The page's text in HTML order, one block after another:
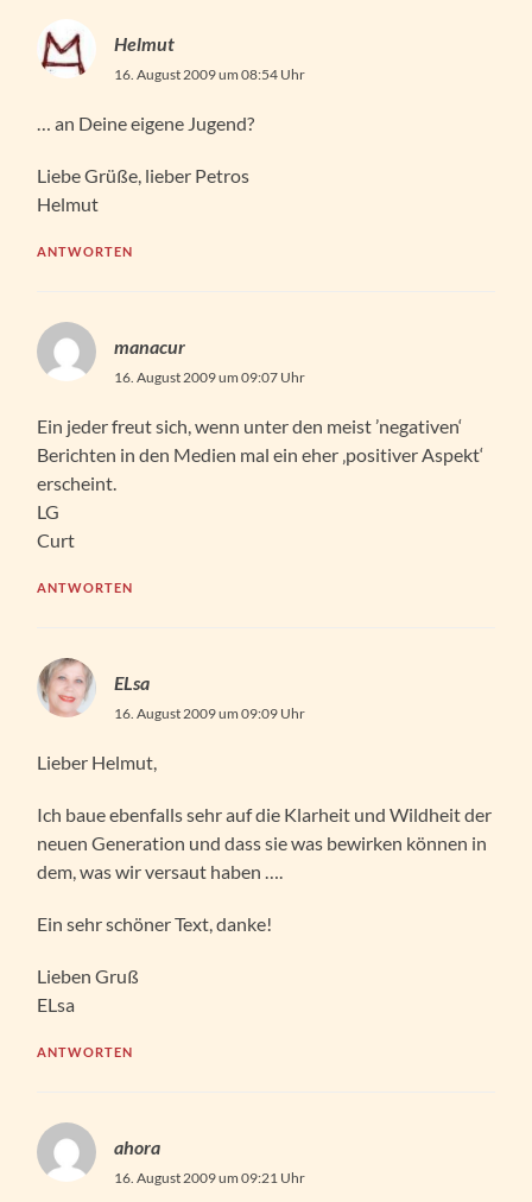
Helmut
16. August 2009 um 08:54 Uhr
… an Deine eigene Jugend?
Liebe Grüße, lieber Petros
Helmut
ANTWORTEN
manacur
16. August 2009 um 09:07 Uhr
Ein jeder freut sich, wenn unter den meist ’negativen‘
Berichten in den Medien mal ein eher ‚positiver Aspekt‘
erscheint.
LG
Curt
ANTWORTEN
ELsa
16. August 2009 um 09:09 Uhr
Lieber Helmut,
Ich baue ebenfalls sehr auf die Klarheit und Wildheit der
neuen Generation und dass sie was bewirken können in
dem, was wir versaut haben ….
Ein sehr schöner Text, danke!
Lieben Gruß
ELsa
ANTWORTEN
ahora
16. August 2009 um 09:21 Uhr